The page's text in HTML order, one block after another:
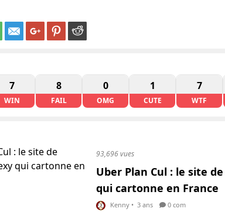
7
WIN
8
FAIL
0
OMG
1
CUTE
7
WTF
93,696 vues
Uber Plan Cul : le site
qui cartonne en France
Kenny • 3 ans 0 com